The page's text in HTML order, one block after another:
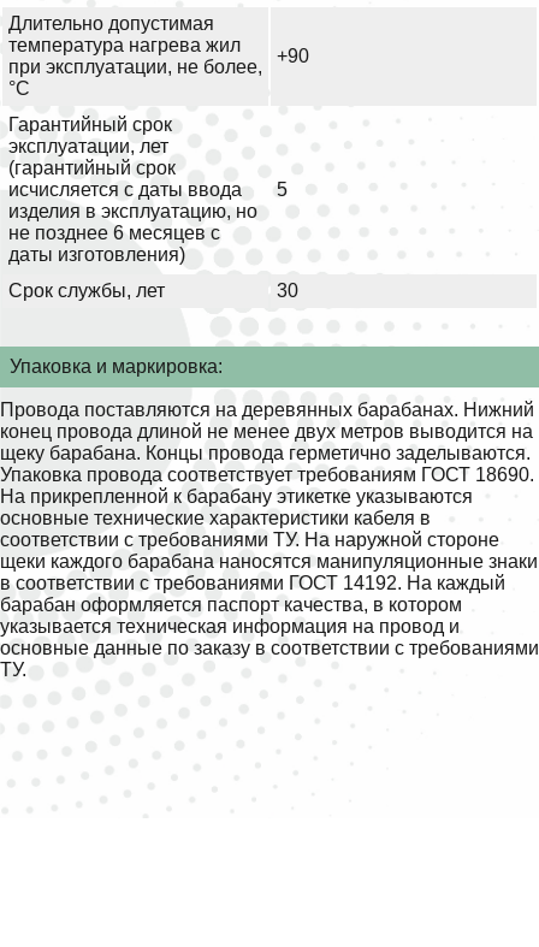
Длительно допустимая
температура нагрева жил
при эксплуатации, не более,
°С
+90
Гарантийный срок
эксплуатации, лет
(гарантийный срок
исчисляется с даты ввода
изделия в эксплуатацию, но
не позднее 6 месяцев с
даты изготовления)
5
Срок службы, лет 30
Упаковка и маркировка:
Провода поставляются на деревянных барабанах. Нижний
конец провода длиной не менее двух метров выводится на
щеку барабана. Концы провода герметично заделываются.
Упаковка провода соответствует требованиям ГОСТ 18690.
На прикрепленной к барабану этикетке указываются
основные технические характеристики кабеля в
соответствии с требованиями ТУ. На наружной стороне
щеки каждого барабана наносятся манипуляционные знаки
в соответствии с требованиями ГОСТ 14192. На каждый
барабан оформляется паспорт качества, в котором
указывается техническая информация на провод и
основные данные по заказу в соответствии с требованиями
ТУ.